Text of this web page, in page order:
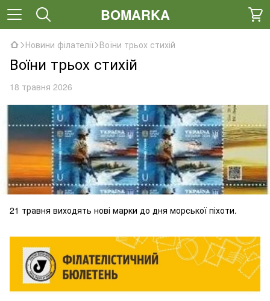
BOMARKA
Новини філателії Воїни трьох стихій
Воїни трьох стихій
18 травня 2026
21 травня виходять нові марки до дня морської піхоти.